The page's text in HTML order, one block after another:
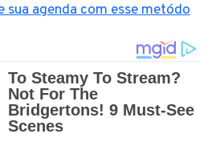
sua agenda com esse metódo